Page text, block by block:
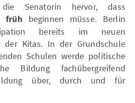
Senatorin hervor, dass
frühbeginnen müsse. Berlin
bereits im neuen
der Kitas. In der Grundschule
Schulen werde politische
Bildung fachübergreifend
über, durch und für